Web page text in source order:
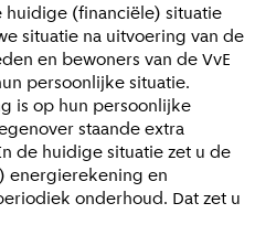
huidige (financiële) situatie
situatie na uitvoering van de
en bewoners van de VvE
persoonlijke situatie.
is op hun persoonlijke
staande extra
de huidige situatie zet u de
energierekening en
onderhoud. Dat zet u